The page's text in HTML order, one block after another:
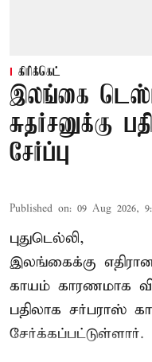
கிரிக்கெட்
இலங்கை
சுதர்சனுக்கு
சேர்ப்பு
Published on: 09 Aug 2026,
புதுடெல்லி,
இலங்கைக்கு
காயம் காரணமாக
பதிலாக சர்பராஸ்
சேர்க்கப்பட்டுள்ளார்.